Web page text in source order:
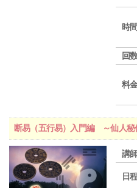
時間
回
料
断易（五行易）入門編 ～仙人秘
講
日